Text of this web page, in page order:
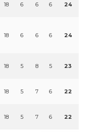
18 6 6 6 24
18 6 6 6 24
18 5 8 5 23
18 5 7 6 22
18 5 7 6 22